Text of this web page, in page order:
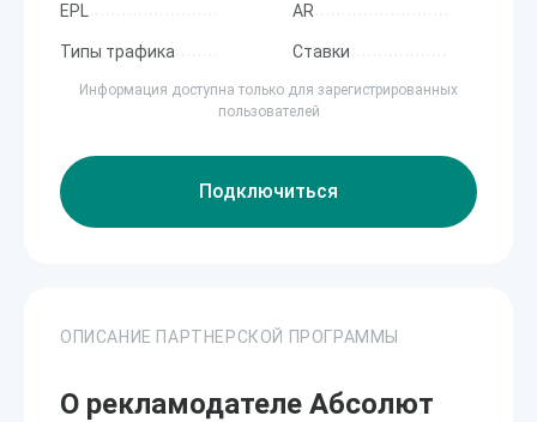
EPL AR
Типы трафика Ставки
Информация доступна только для зарегистрированных
пользователей
Подключиться
ОПИСАНИЕ ПАРТНЕРСКОЙ ПРОГРАММЫ
О рекламодателе Абсолют